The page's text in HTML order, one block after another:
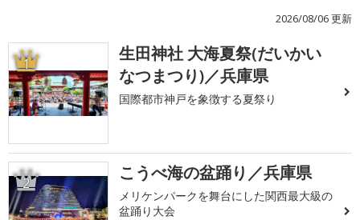
2026/08/06 更新
1
生田神社 大海夏祭(だいかい
なつまつり)／兵庫県
国際都市神戸を象徴する夏祭り
2 こうべ海の盆踊り／兵庫県
メリケンパークを舞台にした関西最大級の
盆踊り大会